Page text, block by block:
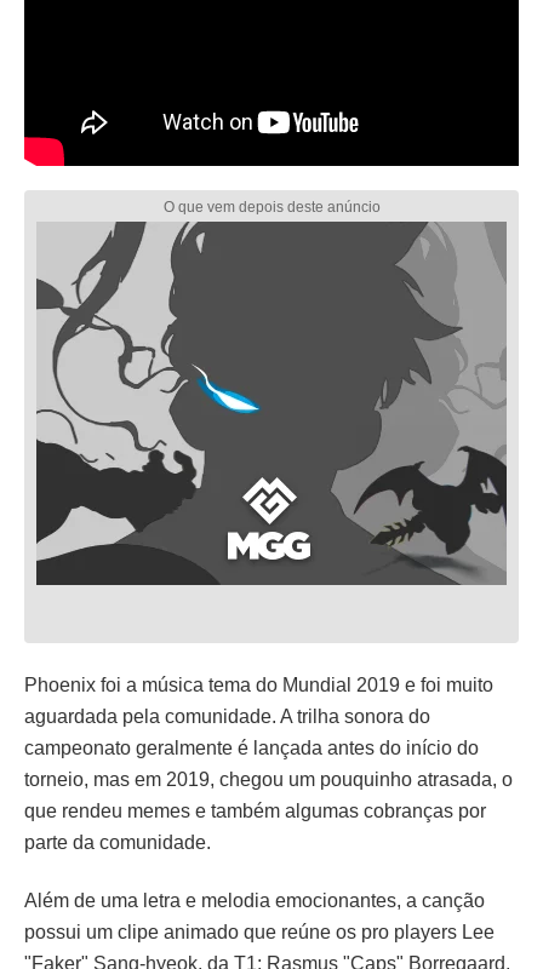
Phoenix foi a música tema do Mundial 2019 e foi muito
aguardada pela comunidade. A trilha sonora do
campeonato geralmente é lançada antes do início do
torneio, mas em 2019, chegou um pouquinho atrasada, o
que rendeu memes e também algumas cobranças por
parte da comunidade.
Além de uma letra e melodia emocionantes, a canção
possui um clipe animado que reúne os pro players Lee
"Faker" Sang-hyeok, da T1; Rasmus "Caps" Borregaard,